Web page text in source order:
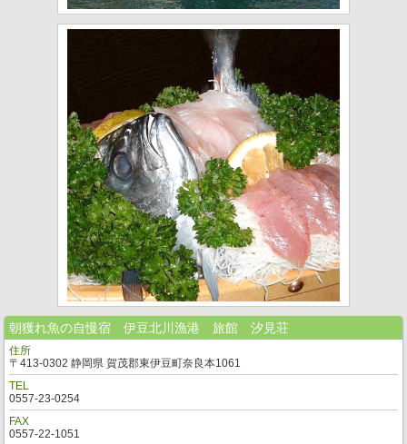
朝獲れ魚の自慢宿 伊豆北川漁港 旅館 汐見荘
住所
〒413-0302 静岡県 賀茂郡東伊豆町奈良本1061
TEL
0557-23-0254
FAX
0557-22-1051